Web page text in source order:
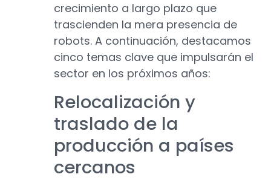
crecimiento a largo plazo que
trascienden la mera presencia de
robots. A continuación, destacamos
cinco temas clave que impulsarán el
sector en los próximos años:
Relocalización y
traslado de la
producción a países
cercanos